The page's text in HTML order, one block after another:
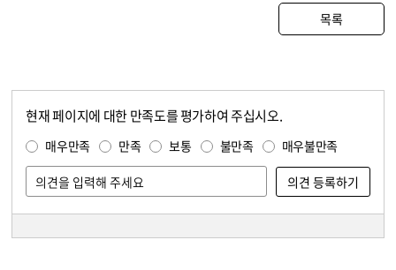
목록
현재 페이지에 대한 만족도를 평가하여 주십시오.
매우만족 만족 보통 불만족 매우불만족